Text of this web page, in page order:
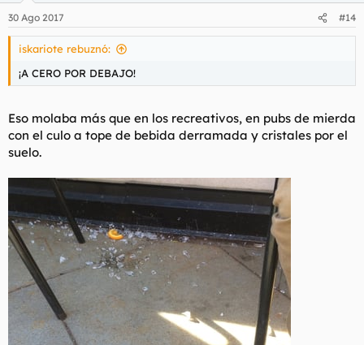
30 Ago 2017 #14
iskariote rebuznó:
¡A CERO POR DEBAJO!
Eso molaba más que en los recreativos, en pubs de mierda
con el culo a tope de bebida derramada y cristales por el
suelo.